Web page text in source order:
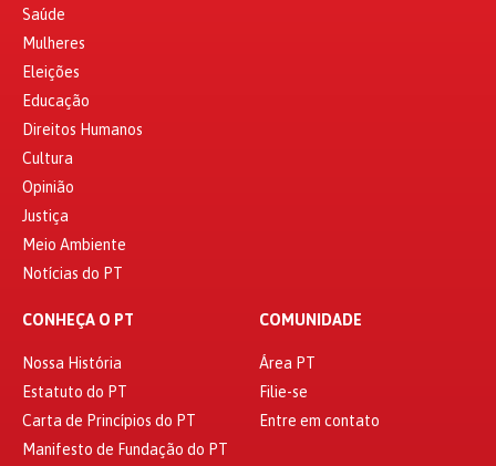
Saúde
Mulheres
Eleições
Educação
Direitos Humanos
Cultura
Opinião
Justiça
Meio Ambiente
Notícias do PT
CONHEÇA O PT
Nossa História
Estatuto do PT
Carta de Princípios do PT
Manifesto de Fundação do PT
COMUNIDADE
Área PT
Filie-se
Entre em contato